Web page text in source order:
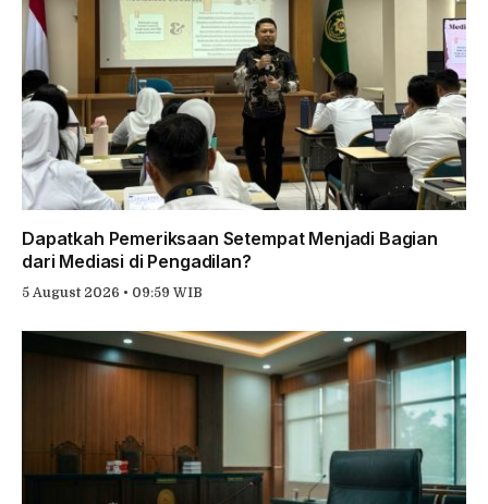
Dapatkah Pemeriksaan Setempat Menjadi Bagian
dari Mediasi di Pengadilan?
5 August 2026 • 09:59 WIB